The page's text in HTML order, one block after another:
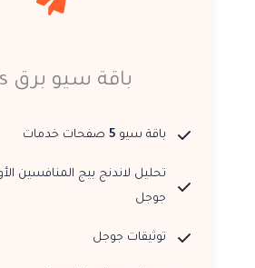
باقة سيو برق Plus
باقة سيو 5صفحات خدمات
تحليل لاندنج بيج المنافسين
جوجل
توثيقات جوجل